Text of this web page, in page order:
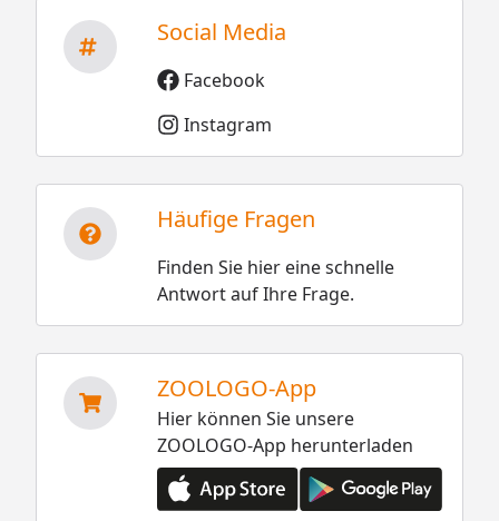
Social Media
Facebook
Instagram
Häufige Fragen
Finden Sie hier eine schnelle
Antwort auf Ihre Frage.
ZOOLOGO-App
Hier können Sie unsere
ZOOLOGO-App herunterladen